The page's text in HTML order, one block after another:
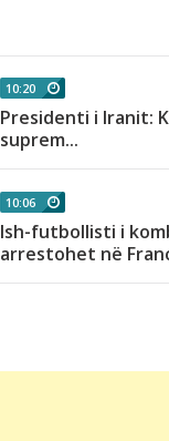
10:20
Presidenti i Iranit:
suprem...
10:06
Ish-futbollisti i
arrestohet në